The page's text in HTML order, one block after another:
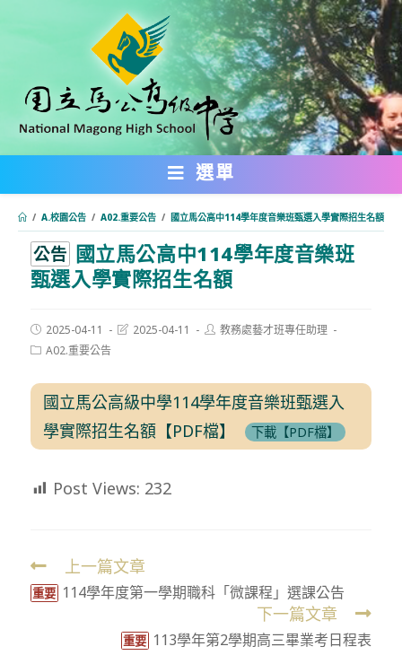
內
選單
/ A.校園公告 / A02.重要公告 / 國立馬公高中114學年度音樂班甄選入學實際招生名額
公告 國立馬公高中114學年度音樂班
甄選入學實際招生名額
Post
published:
2025-04-11
Post2025-04-11
Post教務處藝才班專任助理
PostA02.重要公告
國立馬公高級中學114學年度音樂班甄選入
學實際招生名額【PDF檔】
下載【PDF檔】
Post Views: 232
Read
more
上一篇文章
重要 114學年度第一學期職科「微課程」選課公告
下一篇文章
重要 113學年第2學期高三畢業考日程表